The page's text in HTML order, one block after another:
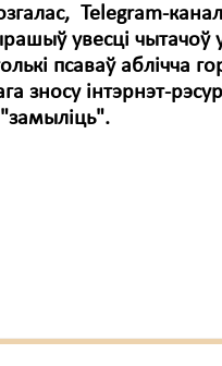
Telegram-
увесці чытачоў
псаваў аблічча
зносу інтэрнэт-